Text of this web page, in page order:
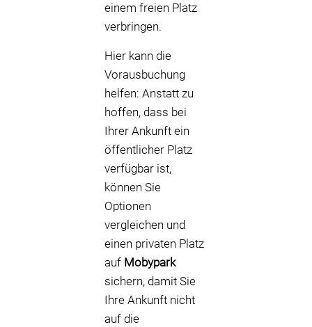
einem freien Platz
verbringen.
Hier kann die
Vorausbuchung
helfen: Anstatt zu
hoffen, dass bei
Ihrer Ankunft ein
öffentlicher Platz
verfügbar ist,
können Sie
Optionen
vergleichen und
einen privaten Platz
auf Mobypark
sichern, damit Sie
Ihre Ankunft nicht
auf die